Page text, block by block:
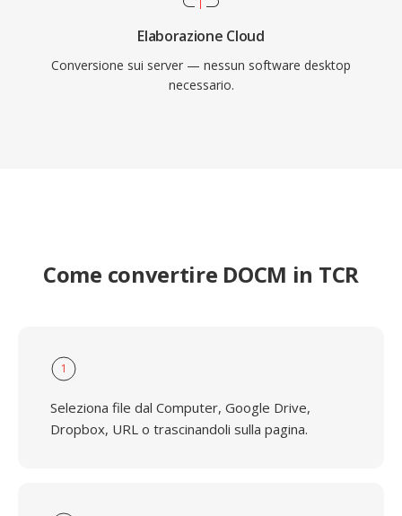
Elaborazione Cloud
Conversione sui server — nessun software desktop
necessario.
Come convertire DOCM in TCR
1
Seleziona file dal Computer, Google Drive,
Dropbox, URL o trascinandoli sulla pagina.